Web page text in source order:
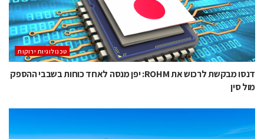
‫טכנולוגיות ירוקות‬
דנסו מבקשת לרכוש את ROHM: יפן מנסה לאחד כוחות בשבבי ההספק
מול סין